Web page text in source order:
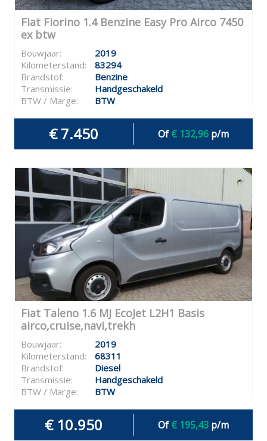
Fiat Fiorino 1.4 Benzine Easy Pro Airco 7450
ex btw
Bouwjaar:
2019
Kilometerstand:
83294
Brandstof:
Benzine
Transmissie:
Handgeschakeld
BTW / Marge:
BTW
€ 7.450 Of€ 132,96p/m
Fiat Taleno 1.6 MJ EcoJet L2H1 Basis
airco,cruise,navi,trekh
Bouwjaar:
2019
Kilometerstand:
68311
Brandstof:
Diesel
Transmissie:
Handgeschakeld
BTW / Marge:
BTW
€ 10.950 Of€ 195,43p/m